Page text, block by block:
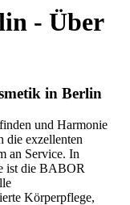
- Über
in Berlin
und Harmonie
die exzellenten
an Service. In
ist die BABOR
Körperpflege,